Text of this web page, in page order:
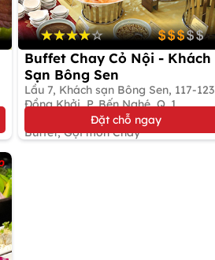
Buffet Chay Cỏ Nội - Khách
Sạn Bông Sen
Lầu 7, Khách sạn Bông Sen, 117-123
Đồng Khởi, P. Bến Nghé, Q. 1
Buffet, Gọi món Chay
Đặt chỗ ngay